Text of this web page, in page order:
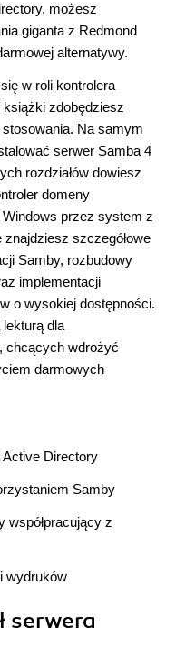
możesz
giganta z Redmond
alternatywy.
w roli kontrolera
zdobędziesz
stosowania. Na samym
serwer Samba 4
rozdziałów dowiesz
domeny
przez system z
szczegółowe
Samby, rozbudowy
implementacji
o wysokiej dostępności.
dla
chcących wdrożyć
darmowych
Active Directory
Samby
współpracujący z
wydruków
serwera